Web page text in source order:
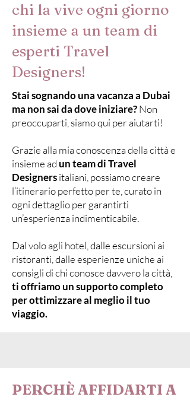
chi la vive ogni giorno
insieme a un team di
esperti Travel
Designers!
Stai sognando una vacanza a Dubai
ma non sai da dove iniziare?Non
preoccuparti, siamo qui per aiutarti!
Grazie alla mia conoscenza della città e
insieme ad un team di Travel
Designersitaliani, possiamo creare
l’itinerario perfetto per te, curato in
ogni dettaglio per garantirti
un’esperienza indimenticabile.
Dal volo agli hotel, dalle escursioni ai
ristoranti, dalle esperienze uniche ai
consigli di chi conosce davvero la città,
tioffriamo un supporto completo
per ottimizzare al meglio il tuo
viaggio.
PERCHÈ AFFIDARTI A